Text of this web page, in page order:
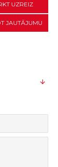
UZREIZ
JAUTĀJUMU